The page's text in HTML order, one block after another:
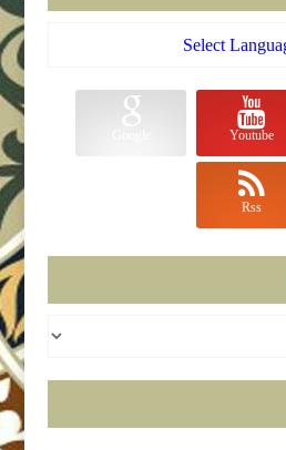
Select
Youtube
Rss